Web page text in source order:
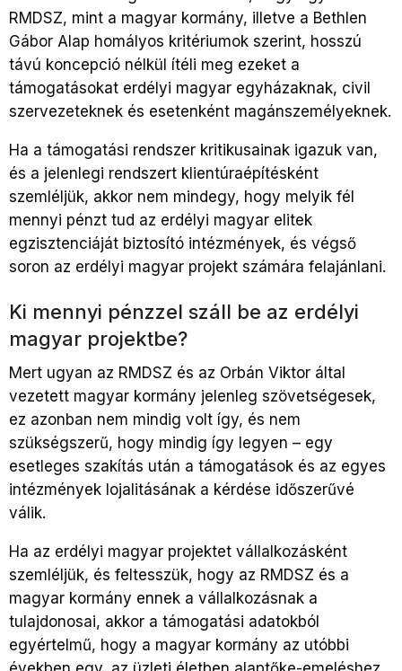
RMDSZ, mint a magyar kormány, illetve a Bethlen
Gábor Alap homályos kritériumok szerint, hosszú
távú koncepció nélkül ítéli meg ezeket a
támogatásokat erdélyi magyar egyházaknak, civil
szervezeteknek és esetenként magánszemélyeknek.
Ha a támogatási rendszer kritikusainak igazuk van,
és a jelenlegi rendszert klientúraépítésként
szemléljük, akkor nem mindegy, hogy melyik fél
mennyi pénzt tud az erdélyi magyar elitek
egzisztenciáját biztosító intézmények, és végső
soron az erdélyi magyar projekt számára felajánlani.
Ki mennyi pénzzel száll be az erdélyi
magyar projektbe?
Mert ugyan az RMDSZ és az Orbán Viktor által
vezetett magyar kormány jelenleg szövetségesek,
ez azonban nem mindig volt így, és nem
szükségszerű, hogy mindig így legyen – egy
esetleges szakítás után a támogatások és az egyes
intézmények lojalitásának a kérdése időszerűvé
válik.
Ha az erdélyi magyar projektet vállalkozásként
szemléljük, és feltesszük, hogy az RMDSZ és a
magyar kormány ennek a vállalkozásnak a
tulajdonosai, akkor a támogatási adatokból
egyértelmű, hogy a magyar kormány az utóbbi